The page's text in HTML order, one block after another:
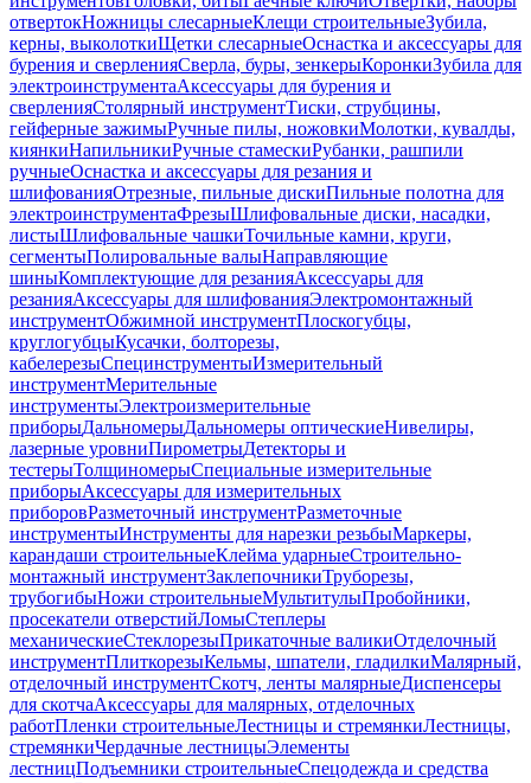
отвертокНожницы слесарныеКлещи строительныеЗубила,
керны, выколоткиЩетки слесарныеОснастка и аксессуары для
бурения и сверленияСверла, буры, зенкерыКоронкиЗубила для
электроинструментаАксессуары для бурения и
сверленияСтолярный инструментТиски, струбцины,
гейферные зажимыРучные пилы, ножовкиМолотки, кувалды,
киянкиНапильникиРучные стамескиРубанки, рашпили
ручныеОснастка и аксессуары для резания и
шлифованияОтрезные, пильные дискиПильные полотна для
электроинструментаФрезыШлифовальные диски, насадки,
листыШлифовальные чашкиТочильные камни, круги,
сегментыПолировальные валыНаправляющие
шиныКомплектующие для резанияАксессуары для
резанияАксессуары для шлифованияЭлектромонтажный
инструментОбжимной инструментПлоскогубцы,
круглогубцыКусачки, болторезы,
кабелерезыСпецинструментыИзмерительный
инструментМерительные
инструментыЭлектроизмерительные
приборыДальномерыДальномеры оптическиеНивелиры,
лазерные уровниПирометрыДетекторы и
тестерыТолщиномерыСпециальные измерительные
приборыАксессуары для измерительных
приборовРазметочный инструментРазметочные
инструментыИнструменты для нарезки резьбыМаркеры,
карандаши строительныеКлейма ударныеСтроительно-
монтажный инструментЗаклепочникиТруборезы,
трубогибыНожи строительныеМультитулыПробойники,
просекатели отверстийЛомыСтеплеры
механическиеСтеклорезыПрикаточные валикиОтделочный
инструментПлиткорезыКельмы, шпатели, гладилкиМалярный,
отделочный инструментСкотч, ленты малярныеДиспенсеры
для скотчаАксессуары для малярных, отделочных
работПленки строительныеЛестницы и стремянкиЛестницы,
стремянкиЧердачные лестницыЭлементы
лестницПодъемники строительныеСпецодежда и средства